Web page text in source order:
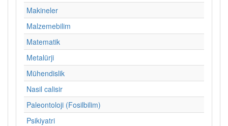
Makineler
Malzemebilim
Matematik
Metalürji
Mühendislik
Nasil calisir
Paleontoloji (Fosilbilim)
Psikiyatri